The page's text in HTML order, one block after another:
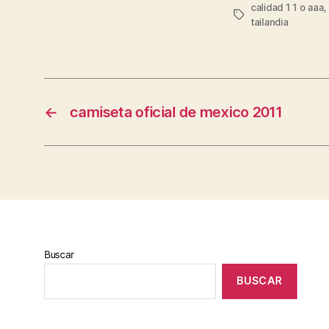
Etiquetas
calidad 1 1 o aaa,
tailandia
← camiseta oficial de mexico 2011
Buscar
BUSCAR